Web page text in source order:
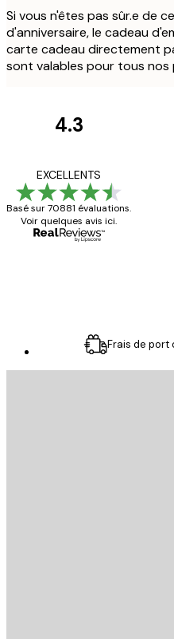
Si vous n'êtes pas sûr.e de
d'anniversaire, le cadeau
carte cadeau directement
sont valables pour tous nos
4.3
EXCELLENTS
Basé sur 70881 évaluations.
Voir quelques avis ici.
Frais de port